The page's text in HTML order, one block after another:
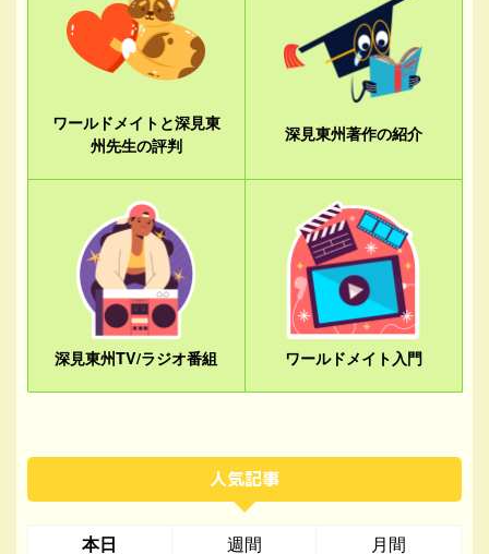
ワールドメイトと深見東
州先生の評判
深見東州著作の紹介
深見東州TV/ラジオ番組 ワールドメイト入門
人気記事
本日 週間 月間